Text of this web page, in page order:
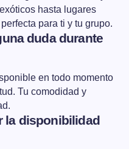
hasta lugares
para ti y tu grupo.
duda durante
en todo momento
Tu comodidad y
la disponibilidad